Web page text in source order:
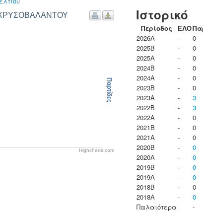
ΧΡΥΣΟΒΑΛΑΝΤΟΥ
Παρτίδες
Highcharts.com
Ιστορικό
Περίοδος ΕΛΟ
2026A
-
0
2025B
-
0
2025A
-
0
2024B
-
0
2024A
-
0
2023B
-
0
2023Α
-
3
2022B
-
3
2022A
-
0
2021B
-
0
2021A
-
0
2020B
-
0
2020A
-
0
2019B
-
0
2019A
-
0
2018B
-
0
2018A
-
0
Παλαιότερα
-